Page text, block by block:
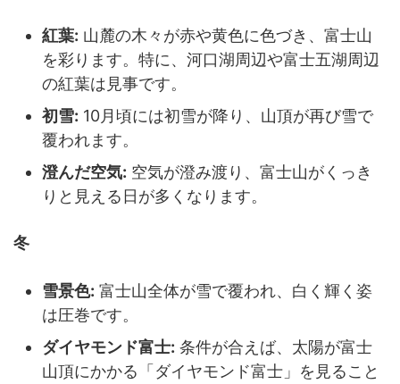
紅葉: 山麓の木々が赤や黄色に色づき、富士山
を彩ります。特に、河口湖周辺や富士五湖周辺
の紅葉は見事です。
初雪: 10月頃には初雪が降り、山頂が再び雪で
覆われます。
澄んだ空気: 空気が澄み渡り、富士山がくっき
りと見える日が多くなります。
冬
雪景色: 富士山全体が雪で覆われ、白く輝く姿
は圧巻です。
ダイヤモンド富士: 条件が合えば、太陽が富士
山頂にかかる「ダイヤモンド富士」を見ること